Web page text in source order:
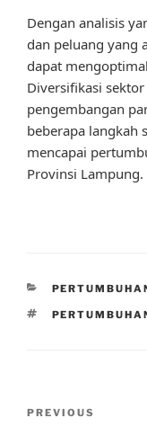
Dengan analisis
dan peluang yang
dapat
Diversifikasi
pengembangan
beberapa langkah
mencapai
Provinsi Lampung.
CATEGORIES
TAGS
Previous
PREVIOUS